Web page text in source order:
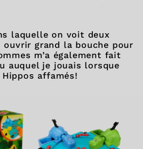
laquelle on voit deux
ouvrir grand la bouche pour
m’a également fait
auquel je jouais lorsque
affamés!